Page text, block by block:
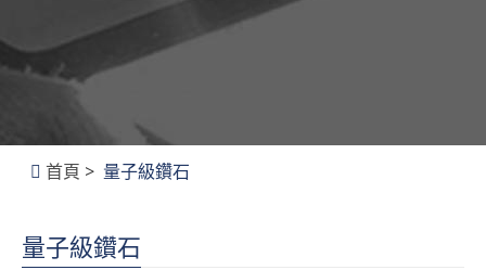
首頁 > 量子級鑽石
量子級鑽石